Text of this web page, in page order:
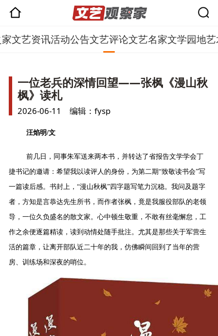
文艺资讯活动公告文艺评论文艺名家文学园地
一位老兵的深情回望——张枫《漫山秋
枫》读札
2026-06-11 编辑：fysp
汪焰明/文
前几日，同事朱军送来两本书，并转达了省报告文学学会丁
捷书记的邀请：希望我以读评人的身份，为第二期“致敬读书会”写
一篇读后感。书封上， “漫山秋枫”四字题写笔力沉稳。我问及题字
者，方知是言恭达先生所书，而作者张枫，竟是我服役部队的老领
导，一位久负盛名的散文家。心中顿生敬重，不敢有丝毫懈怠，工
作之余便逐篇精读，读到动情处随手批注。尤其是那些关于军营生
活的篇章，让离开部队近二十年的我，仿佛瞬间回到了当年的营
房、训练场和深夜的哨位。